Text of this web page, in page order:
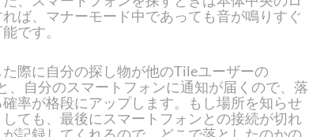
ば、マナーモード中であっても音が鳴りすぐ
です。
際に自分の探し物が他のTileユーザーの
、自分のスマートフォンに通知が届くので、落
率が格段にアップします。もし場所を知らせ
ても、最後にスマートフォンとの接続が切れ